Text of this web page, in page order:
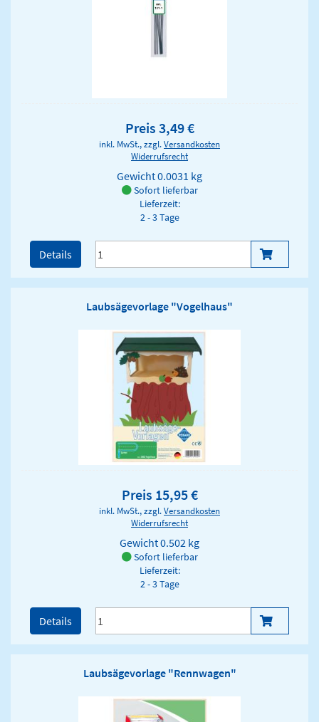
Preis 3,49 €
inkl. MwSt., zzgl.Versandkosten
Widerrufsrecht
Gewicht0.0031 kg
Sofort lieferbar
Lieferzeit:
2 - 3 Tage
Details
Laubsägevorlage "Vogelhaus"
Preis 15,95 €
inkl. MwSt., zzgl.Versandkosten
Widerrufsrecht
Gewicht0.502 kg
Sofort lieferbar
Lieferzeit:
2 - 3 Tage
Details
Laubsägevorlage "Rennwagen"